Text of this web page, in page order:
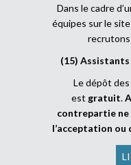
Dans le cadre
équipes sur le
(15)
Le dépôt
est gratuit.
contrepartie ne
l’acceptation